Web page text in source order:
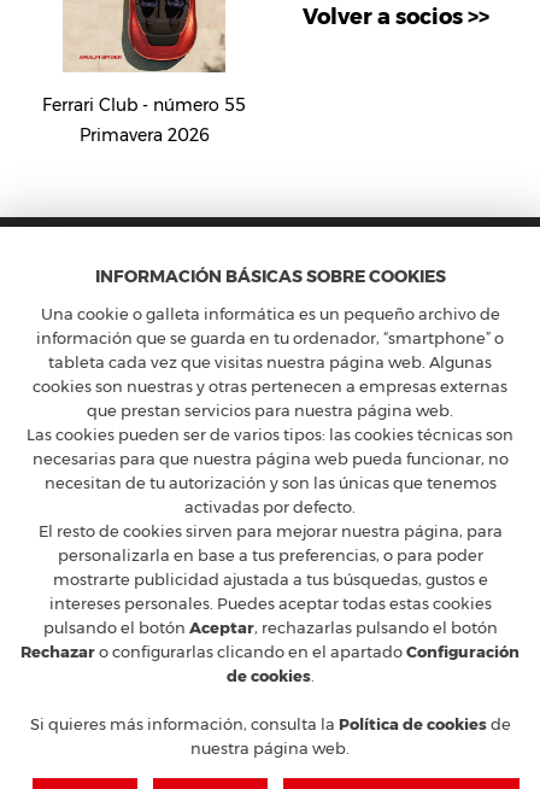
Ferrari Club - número 55
Primavera 2026
Volver a socios >>
FERRARI CLUB ESPAÑA
Calle Constancia 41, entreplanta - 28002 Madrid
T+34 91 5754160Mferrari@ferrariclubespana.com
HLunes a jueves de 9:00 a 17:30h, viernes de 9:00 a 15:00h.
CLUB FERRARI
EN LAS REDES
FERRARI OFICIAL
MUNDO FERRARI
© 2026 Ferrari Club España
Aviso legal y protección de Datos
Condiciones de venta
Política de cookies
INFORMACIÓN BÁSICAS SOBRE COOKIES
Una cookie o galleta informática es un pequeño archivo de
información que se guarda en tu ordenador, “smartphone” o
tableta cada vez que visitas nuestra página web. Algunas
cookies son nuestras y otras pertenecen a empresas externas
que prestan servicios para nuestra página web.
Las cookies pueden ser de varios tipos: las cookies técnicas son
necesarias para que nuestra página web pueda funcionar, no
necesitan de tu autorización y son las únicas que tenemos
activadas por defecto.
El resto de cookies sirven para mejorar nuestra página, para
personalizarla en base a tus preferencias, o para poder
mostrarte publicidad ajustada a tus búsquedas, gustos e
intereses personales. Puedes aceptar todas estas cookies
pulsando el botón Aceptar, rechazarlas pulsando el botón
Rechazaro configurarlas clicando en el apartadoConfiguración
de cookies.
Si quieres más información, consulta la Política de cookiesde
nuestra página web.